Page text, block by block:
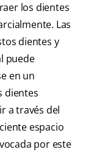
los dientes
Las
dientes y
puede
en un
dientes
a través del
espacio
por este